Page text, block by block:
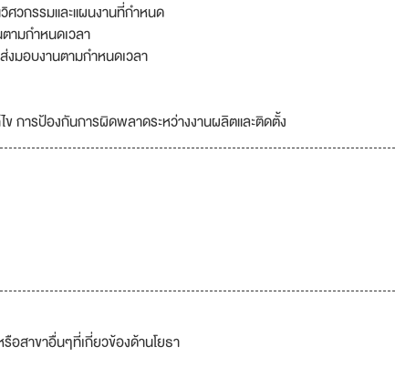
ศวกรรมและแผนงานที่กำหนด
ามกำหนดเวลา
งมอบงานตามกำหนดเวลา
การป้องกันการผิดพลาดระหว่างงานผลิตและติดตั้ง
อสาขาอื่นๆที่เกี่ยวข้องด้านโยธา